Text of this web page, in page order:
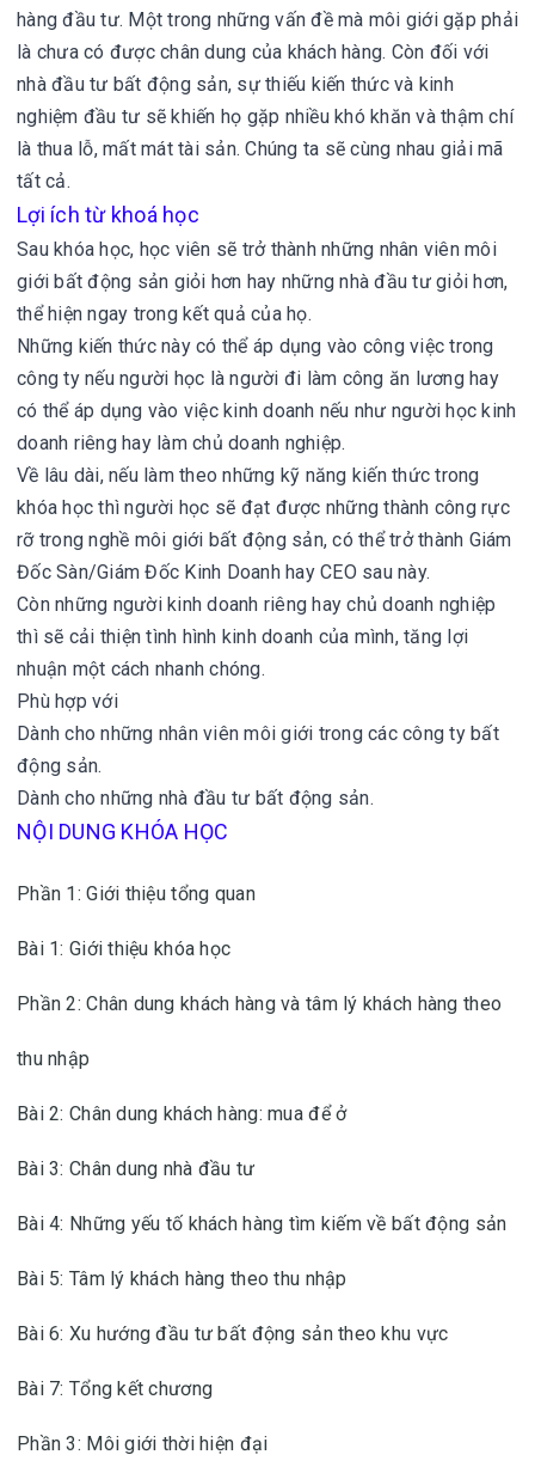
hàng đầu tư. Một trong những vấn đề mà môi giới gặp phải
là chưa có được chân dung của khách hàng. Còn đối với
nhà đầu tư bất động sản, sự thiếu kiến thức và kinh
nghiệm đầu tư sẽ khiến họ gặp nhiều khó khăn và thậm chí
là thua lỗ, mất mát tài sản. Chúng ta sẽ cùng nhau giải mã
tất cả.
Lợi ích từ khoá học
Sau khóa học, học viên sẽ trở thành những nhân viên môi
giới bất động sản giỏi hơn hay những nhà đầu tư giỏi hơn,
thể hiện ngay trong kết quả của họ.
Những kiến thức này có thể áp dụng vào công việc trong
công ty nếu người học là người đi làm công ăn lương hay
có thể áp dụng vào việc kinh doanh nếu như người học kinh
doanh riêng hay làm chủ doanh nghiệp.
Về lâu dài, nếu làm theo những kỹ năng kiến thức trong
khóa học thì người học sẽ đạt được những thành công rực
rỡ trong nghề môi giới bất động sản, có thể trở thành Giám
Đốc Sàn/Giám Đốc Kinh Doanh hay CEO sau này.
Còn những người kinh doanh riêng hay chủ doanh nghiệp
thì sẽ cải thiện tình hình kinh doanh của mình, tăng lợi
nhuận một cách nhanh chóng.
Phù hợp với
Dành cho những nhân viên môi giới trong các công ty bất
động sản.
Dành cho những nhà đầu tư bất động sản.
NỘI DUNG KHÓA HỌC
Phần 1: Giới thiệu tổng quan
Bài 1: Giới thiệu khóa học
Phần 2: Chân dung khách hàng và tâm lý khách hàng theo
thu nhập
Bài 2: Chân dung khách hàng: mua để ở
Bài 3: Chân dung nhà đầu tư
Bài 4: Những yếu tố khách hàng tìm kiếm về bất động sản
Bài 5: Tâm lý khách hàng theo thu nhập
Bài 6: Xu hướng đầu tư bất động sản theo khu vực
Bài 7: Tổng kết chương
Phần 3: Môi giới thời hiện đại